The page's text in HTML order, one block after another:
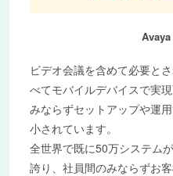
ビデオ会議を含めて必要と
べてモバイルデバイスで実
みならずセットアップや運
小されています。
全世界で既に50万システム
誇り、社員間のみならずお